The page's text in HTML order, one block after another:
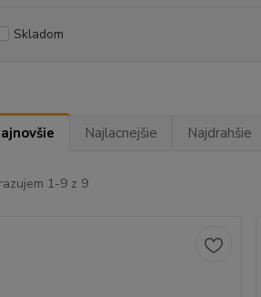
Skladom
Najlacnejšie Najdrahšie
1-9 z 9